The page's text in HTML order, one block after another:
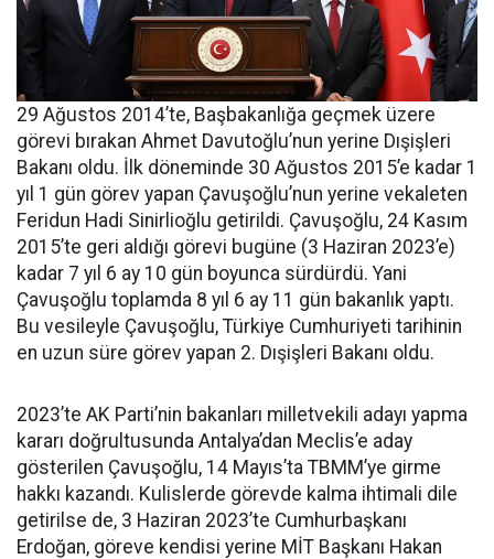
29 Ağustos 2014’te, Başbakanlığa geçmek üzere
görevi bırakan Ahmet Davutoğlu’nun yerine Dışişleri
Bakanı oldu. İlk döneminde 30 Ağustos 2015’e kadar 1
yıl 1 gün görev yapan Çavuşoğlu’nun yerine vekaleten
Feridun Hadi Sinirlioğlu getirildi. Çavuşoğlu, 24 Kasım
2015’te geri aldığı görevi bugüne (3 Haziran 2023’e)
kadar 7 yıl 6 ay 10 gün boyunca sürdürdü. Yani
Çavuşoğlu toplamda 8 yıl 6 ay 11 gün bakanlık yaptı.
Bu vesileyle Çavuşoğlu, Türkiye Cumhuriyeti tarihinin
en uzun süre görev yapan 2. Dışişleri Bakanı oldu.
2023’te AK Parti’nin bakanları milletvekili adayı yapma
kararı doğrultusunda Antalya’dan Meclis’e aday
gösterilen Çavuşoğlu, 14 Mayıs’ta TBMM’ye girme
hakkı kazandı. Kulislerde görevde kalma ihtimali dile
getirilse de, 3 Haziran 2023’te Cumhurbaşkanı
Erdoğan, göreve kendisi yerine MİT Başkanı Hakan